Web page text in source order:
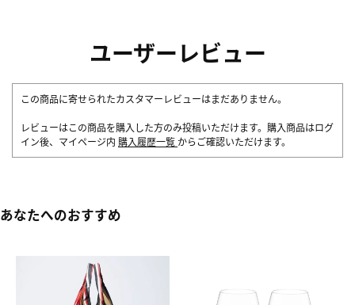
ユーザーレビュー
この商品に寄せられたカスタマーレビューはまだありません。
レビューはこの商品を購入した方のみ投稿いただけます。購入商品はログ
イン後、マイページ内 購入履歴一覧 からご確認いただけます。
あなたへのおすすめ